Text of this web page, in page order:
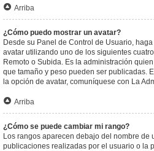
Arriba
¿Cómo puedo mostrar un avatar?
Desde su Panel de Control de Usuario,
avatar utilizando uno de los siguientes
Remoto o Subida. Es la administración
que tamaño y peso pueden ser publicadas.
la opción de avatar, comuníquese con La
Arriba
¿Cómo se puede cambiar mi rango?
Los rangos aparecen debajo del nombre de
publicaciones realizadas por el usuario o la